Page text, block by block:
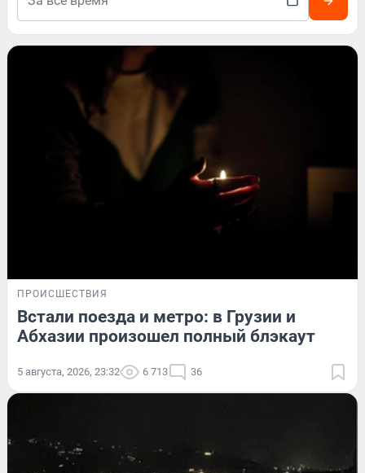
ПРОИСШЕСТВИЯ
Встали поезда и метро: в Грузии и
Абхазии произошел полный блэкаут
5 августа, 2026, 23:32 6 713 36